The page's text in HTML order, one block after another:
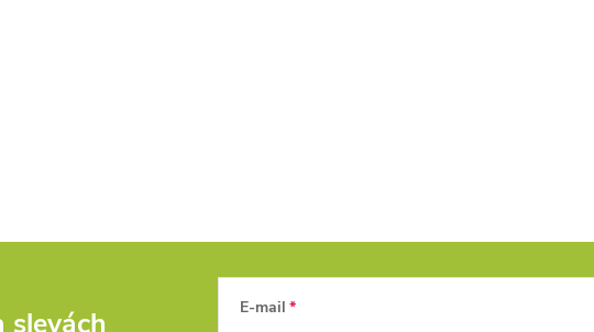
E-mail